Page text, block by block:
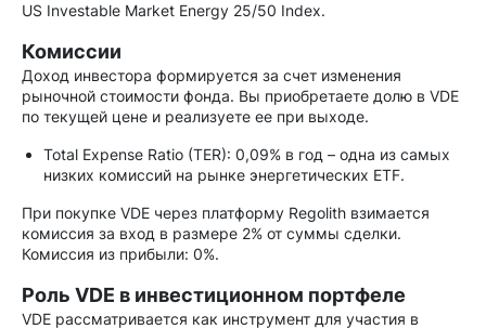
US Investable Market Energy 25/50 Index.
Комиссии
Доход инвестора формируется за счет изменения
рыночной стоимости фонда. Вы приобретаете долю в VDE
по текущей цене и реализуете ее при выходе.
Total Expense Ratio (TER): 0,09% в год – одна из самых
низких комиссий на рынке энергетических ETF.
При покупке VDE через платформу Regolith взимается
комиссия за вход в размере 2% от суммы сделки.
Комиссия из прибыли: 0%.
Роль VDE в инвестиционном портфеле
VDE рассматривается как инструмент для участия в